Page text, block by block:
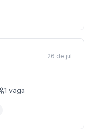
1 vaga
26 de jul